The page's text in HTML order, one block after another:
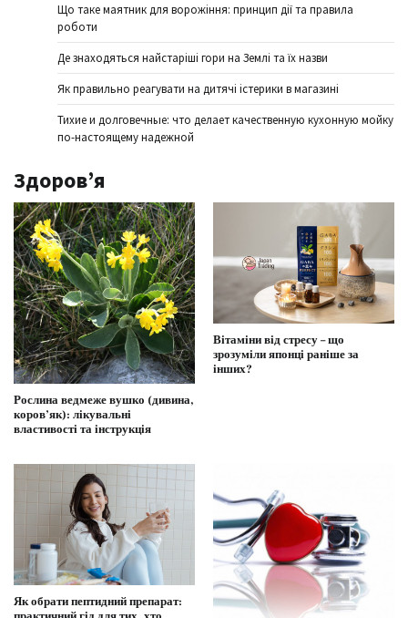
Що таке маятник для ворожіння: принцип дії та правила
роботи
Де знаходяться найстаріші гори на Землі та їх назви
Як правильно реагувати на дитячі істерики в магазині
Тихие и долговечные: что делает качественную кухонную мойку
по-настоящему надежной
Здоров’я
Рослина ведмеже вушко (дивина,
коров’як): лікувальні
властивості та інструкція
Вітаміни від стресу – що
зрозуміли японці раніше за
інших?
Як обрати пептидний препарат: